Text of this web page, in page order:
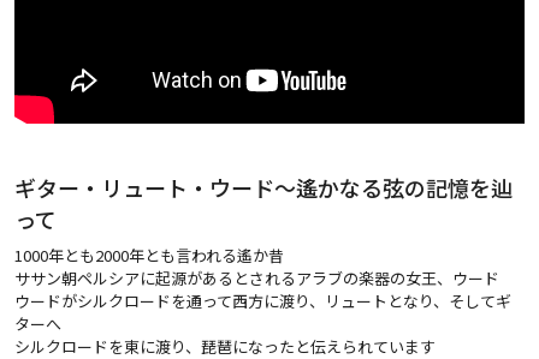
ギター・リュート・ウード～遙かなる弦の記憶を辿
って
1000年とも2000年とも言われる遙か昔
ササン朝ペルシアに起源があるとされるアラブの楽器の女王、ウード
ウードがシルクロードを通って西方に渡り、リュートとなり、そしてギ
ターへ
シルクロードを東に渡り、琵琶になったと伝えられています